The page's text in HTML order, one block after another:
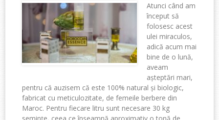
Atunci când am
început să
folosesc acest
ulei miraculos,
adică acum mai
bine de o lună,
aveam
așteptări mari,
pentru că auzisem că este 100% natural și biologic,
fabricat cu meticulozitate, de femeile berbere din
Maroc. Pentru fiecare litru sunt necesare 30 kg